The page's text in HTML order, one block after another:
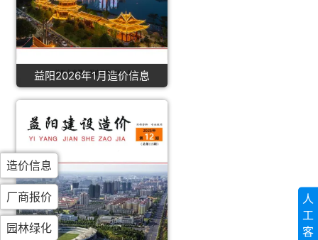
益阳2026年1月造价信息
造价信息
厂商报价
园林绿化
人
工
客